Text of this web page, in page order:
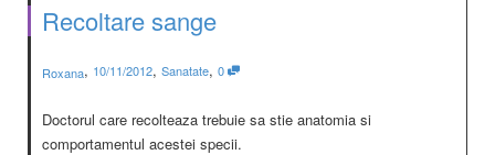
Recoltare sange
Roxana, 10/11/2012, Sanatate, 0
Doctorul care recolteaza trebuie sa stie anatomia si
comportamentul acestei specii.